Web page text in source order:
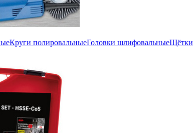
Круги полировальныеГоловки шлифовальныеЩётки